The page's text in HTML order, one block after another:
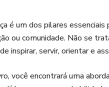
é um dos pilares
ou comunidade. Não se
inspirar, servir, orientar e
você encontrará uma